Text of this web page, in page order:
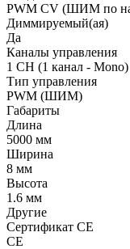
PWM СV (ШИМ по
Диммируемый(ая)
Да
Каналы управления
1 CH (1 канал - Mono)
Тип управления
PWM (ШИМ)
Габариты
Длина
5000 мм
Ширина
8 мм
Высота
1.6 мм
Другие
Сертификат CE
CE